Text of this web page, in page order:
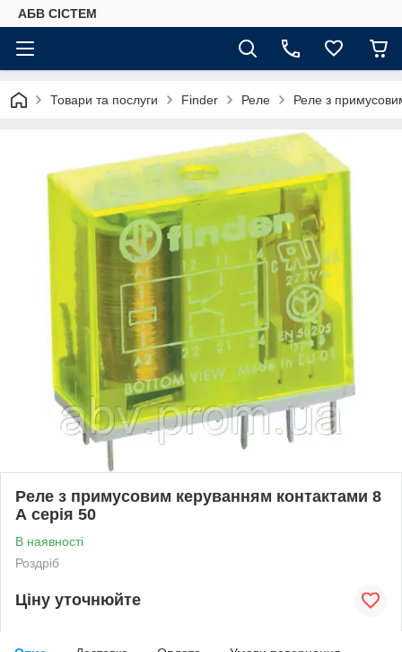
АБВ СІСТЕМ
Товари та послуги Finder Реле Реле з
Реле з примусовим керуванням контактами 8
А серія 50
В наявності
Роздріб
Ціну уточнюйте